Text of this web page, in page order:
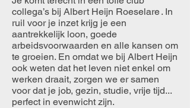
collega’s bij Albert Heijn Roeselare . In
ruil voor je inzet krijg je een
aantrekkelijk loon, goede
arbeidsvoorwaarden en alle kansen om
te groeien. En omdat we bij Albert Heijn
ook weten dat het leven niet enkel om
werken draait, zorgen we er samen
voor dat je job, gezin, studie, vrije tijd...
perfect in evenwicht zijn.